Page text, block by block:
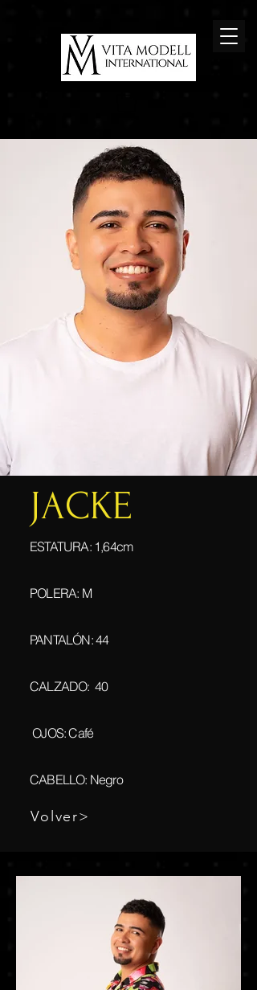
JACKE
ESTATURA: 1,64cm
POLERA: M
PANTALÓN: 44
CALZADO: 40
OJOS: Café
CABELLO: Negro
Volver>